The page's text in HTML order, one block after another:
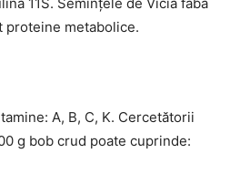
11S. Semințele de Vicia faba
proteine metabolice.
A, B, C, K. Cercetătorii
g bob crud poate cuprinde: